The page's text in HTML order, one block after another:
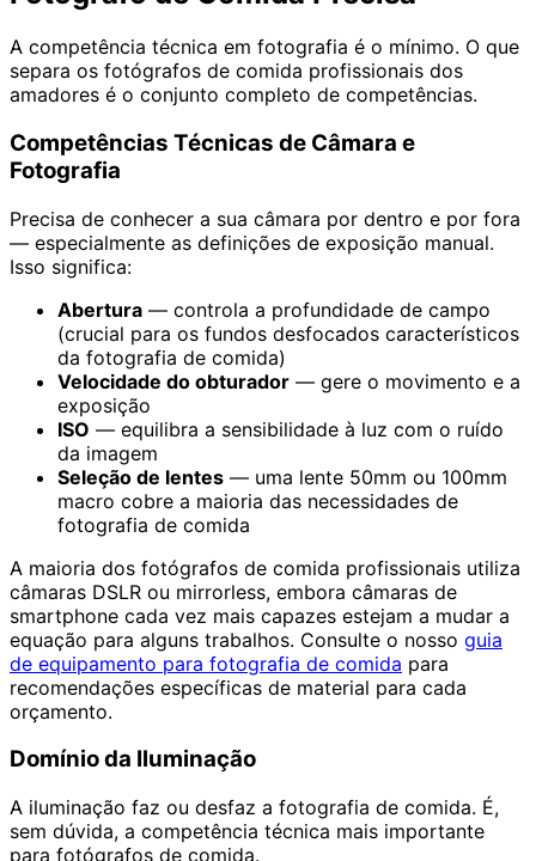
A competência técnica em fotografia é o mínimo. O que
separa os fotógrafos de comida profissionais dos
amadores é o conjunto completo de competências.
Competências Técnicas de Câmara e
Fotografia
Precisa de conhecer a sua câmara por dentro e por fora
— especialmente as definições de exposição manual.
Isso significa:
Abertura — controla a profundidade de campo
(crucial para os fundos desfocados característicos
da fotografia de comida)
Velocidade do obturador — gere o movimento e a
exposição
ISO — equilibra a sensibilidade à luz com o ruído
da imagem
Seleção de lentes — uma lente 50mm ou 100mm
macro cobre a maioria das necessidades de
fotografia de comida
A maioria dos fotógrafos de comida profissionais utiliza
câmaras DSLR ou mirrorless, embora câmaras de
smartphone cada vez mais capazes estejam a mudar a
equação para alguns trabalhos. Consulte o nosso guia
de equipamento para fotografia de comida para
recomendações específicas de material para cada
orçamento.
Domínio da Iluminação
A iluminação faz ou desfaz a fotografia de comida. É,
sem dúvida, a competência técnica mais importante
para fotógrafos de comida.